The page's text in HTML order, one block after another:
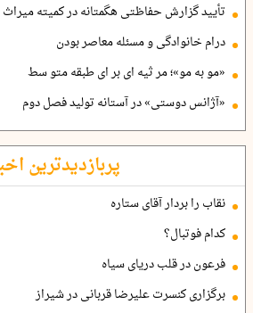
تأیید گزارش حفاظتی هگمتانه در کمیته
درام خانوادگی و مسئله معاصر بودن
«مو به مو»؛ مر ثیه ای بر ای طبقه متو سط
«آژانس دوستی» در آستانه تولید فصل دوم
پربازدیدترین
نقاب را بردار آقای ستاره
کدام فوتبال؟
فرعون در قلب دریای سیاه
برگزاری کنسرت علیرضا قربانی در شیراز